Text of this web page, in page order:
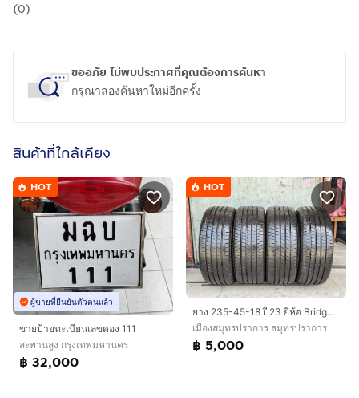
(0)
ขออภัย ไม่พบประกาศที่คุณต้องการค้นหา
กรุณาลองค้นหาใหม่อีกครั้ง
สินค้าที่ใกล้เคียง
HOT
ผู้ขายที่ยืนยันตัวตนแล้ว
ขายป้ายทะเบียนเลขตอง 111
สะพานสูง กรุงเทพมหานคร
฿ 32,000
HOT
ยาง 235-45-18 ปี23 ยี่ห้อ Bridgestone turanza t005a
เมืองสมุทรปราการ สมุทรปราการ
฿ 5,000